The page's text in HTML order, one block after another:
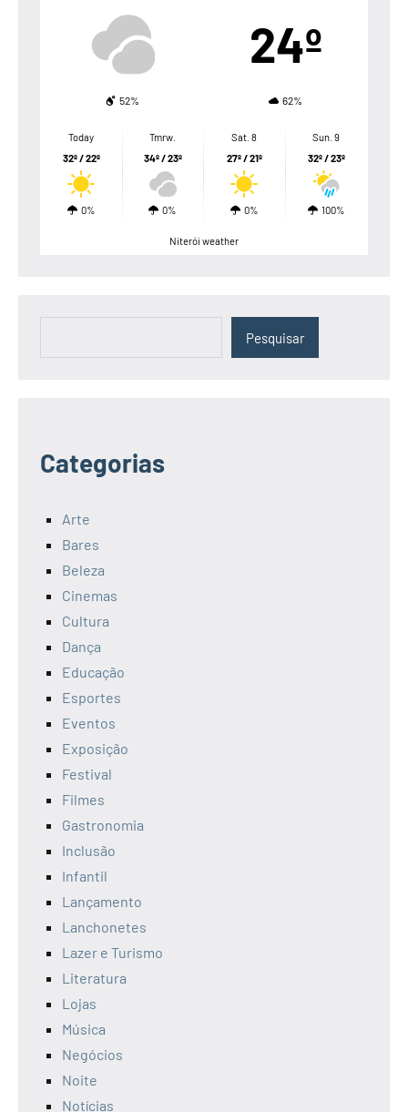
24º
52% 62%
Today
32º / 22º
0%
Tmrw.
34º / 23º
0%
Sat. 8
27º / 21º
0%
Sun. 9
32º / 23º
100%
Niterói weather
Pesquisar
Categorias
Arte
Bares
Beleza
Cinemas
Cultura
Dança
Educação
Esportes
Eventos
Exposição
Festival
Filmes
Gastronomia
Inclusão
Infantil
Lançamento
Lanchonetes
Lazer e Turismo
Literatura
Lojas
Música
Negócios
Noite
Notícias